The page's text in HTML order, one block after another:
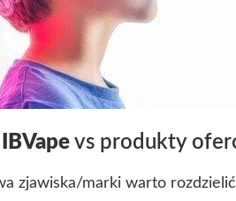
IBVape vs produkty
zjawiska/marki warto